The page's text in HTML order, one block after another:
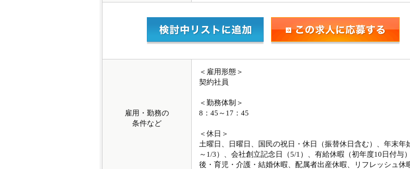
雇用・勤務の
条件など
＜雇用形態＞
契約社員
＜勤務体制＞
8：45～17：45
＜休日＞
土曜日、日曜日、国民の祝日・休日（振替休日含む）、年末年
～1/3）、会社創立記念日（5/1）、有給休暇（初年度10日付与
後・育児・介護・結婚休暇、配属者出産休暇、リフレッシュ休